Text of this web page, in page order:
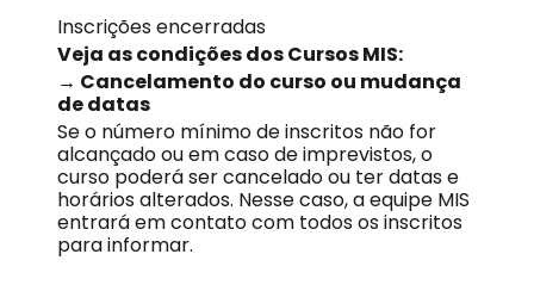
Inscrições encerradas
Veja as condições dos Cursos MIS:
→ Cancelamento do curso ou mudança
de datas
Se o número mínimo de inscritos não for
alcançado ou em caso de imprevistos, o
curso poderá ser cancelado ou ter datas e
horários alterados. Nesse caso, a equipe MIS
entrará em contato com todos os inscritos
para informar.